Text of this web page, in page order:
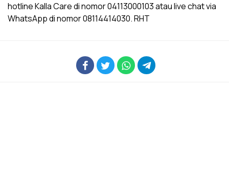
hotline Kalla Care di nomor 04113000103 atau live chat via
WhatsApp di nomor 08114414030. RHT